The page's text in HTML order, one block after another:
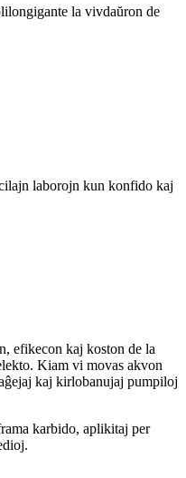
la vivdaŭron de
laborojn kun konfido kaj
efikecon kaj koston de la
Kiam vi movas akvon
kaj kirlobanujaj pumpiloj
karbido, aplikitaj per